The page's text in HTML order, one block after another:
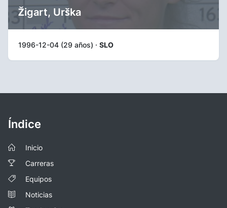
Žigart, Urška
1996-12-04 (29 años) · SLO
Índice
Inicio
Carreras
Equipos
Noticias